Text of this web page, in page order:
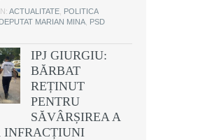
ACTUALITATE POLITICA
DEPUTAT MARIAN MINA PSD
IPJ GIURGIU:
BĂRBAT
REȚINUT
PENTRU
SĂVÂRȘIREA A
INFRACȚIUNI